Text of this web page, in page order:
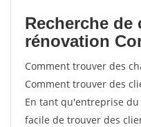
Recherche de
rénovation
Comment trouver des
Comment trouver des
En tant qu'entreprise
facile de trouver des